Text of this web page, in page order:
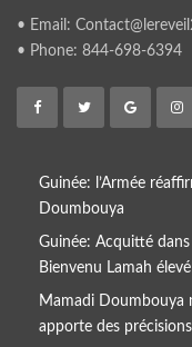
• Email:
• Phone: 844-698-6394
Guinée: l’Armée
Doumbouya
Guinée: Acquitté
Bienvenu Lamah
Mamadi Doumbouya
apporte des